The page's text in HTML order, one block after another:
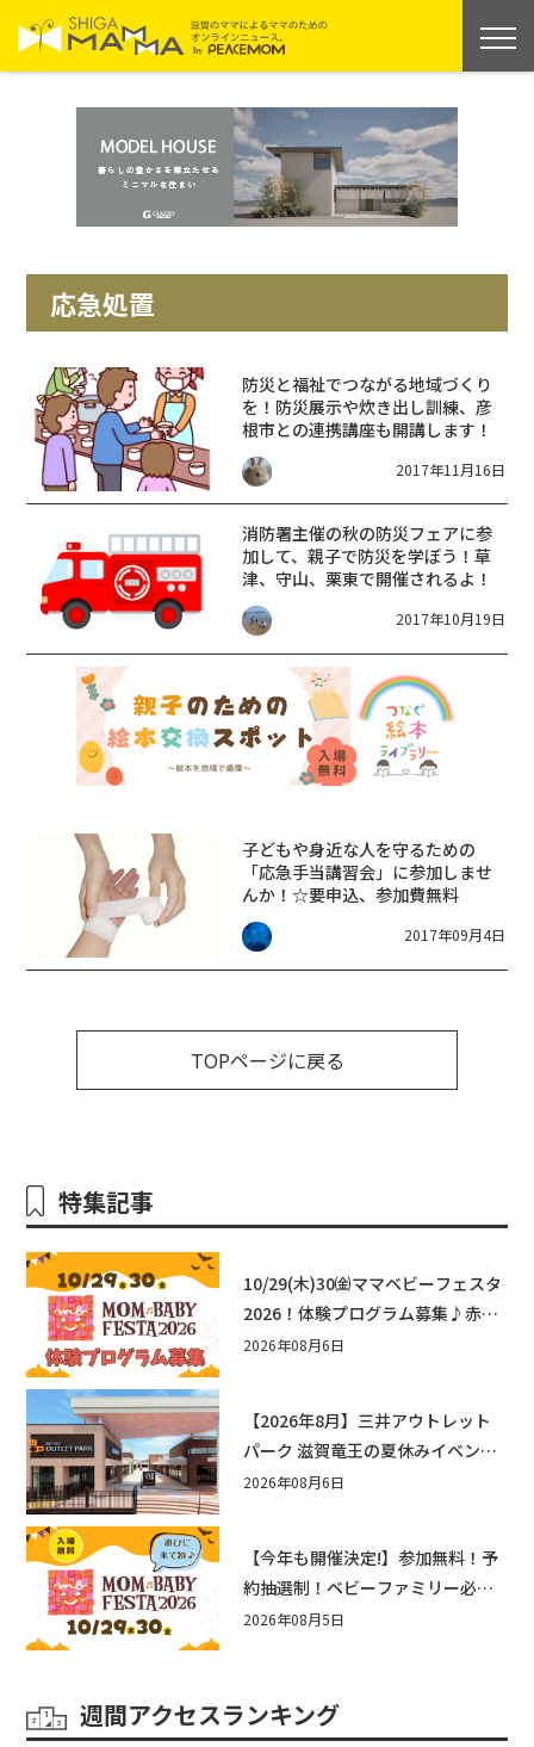
応急処置
防災と福祉でつながる地域づくり
を！防災展示や炊き出し訓練、彦
根市との連携講座も開講します！
2017年11月16日
消防署主催の秋の防災フェアに参
加して、親子で防災を学ぼう！草
津、守山、栗東で開催されるよ！
2017年10月19日
子どもや身近な人を守るための
「応急手当講習会」に参加しませ
んか！☆要申込、参加費無料
2017年09月4日
TOPページに戻る
特集記事
10/29(木)30㈮ママベビーフェスタ
2026！体験プログラム募集♪赤ち
ゃん向けイベントに出演しません
2026年08月6日
【2026年8月】三井アウトレット
パーク 滋賀竜王の夏休みイベント
まとめ！びしょぬれ水あそび・激
2026年08月6日
【今年も開催決定!】参加無料！予
約抽選制！ベビーファミリー必見
☆入場無料☆10/29(木)30(金)ママ
2026年08月5日
週間アクセスランキング